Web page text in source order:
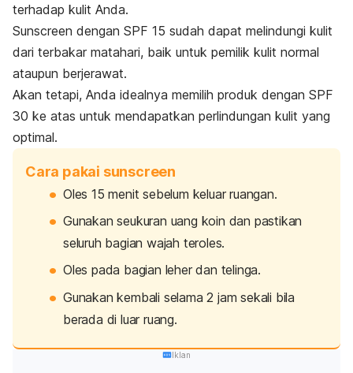
terhadap kulit Anda.
Sunscreen dengan SPF 15 sudah dapat melindungi kulit
dari terbakar matahari, baik untuk pemilik kulit normal
ataupun berjerawat.
Akan tetapi, Anda idealnya memilih produk dengan SPF
30 ke atas untuk mendapatkan perlindungan kulit yang
optimal.
Cara pakai sunscreen
Oles 15 menit sebelum keluar ruangan.
Gunakan seukuran uang koin dan pastikan
seluruh bagian wajah teroles.
Oles pada bagian leher dan telinga.
Gunakan kembali selama 2 jam sekali bila
berada di luar ruang.
Iklan